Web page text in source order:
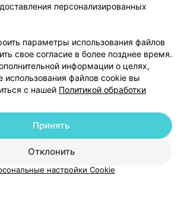
Добавить компанию
Добавить специалиста
Новости проекта
Размещение рекламы
маркетинг
Публичный договор
персонализированных
параметры использования файлов
свое согласие в более позднее время.
информации о целях,
использования файлов cookie вы
с нашей Политикой обработки
Отклонить
Принять
настройки Cookie